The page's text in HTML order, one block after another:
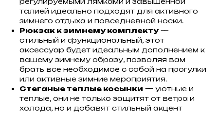
талией идеально подходят для активного
зимнего отдыха и повседневной носки.
Рюкзак к зимнему комплекту—
стильный и функциональный, этот
аксессуар будет идеальным дополнением к
вашему зимнему образу, позволяя вам
брать все необходимое с собой на прогулки
или активные зимние мероприятия.
Стеганые теплые косынки — уютные и
теплые, они не только защитят от ветра и
холода, но и добавят стильный акцент